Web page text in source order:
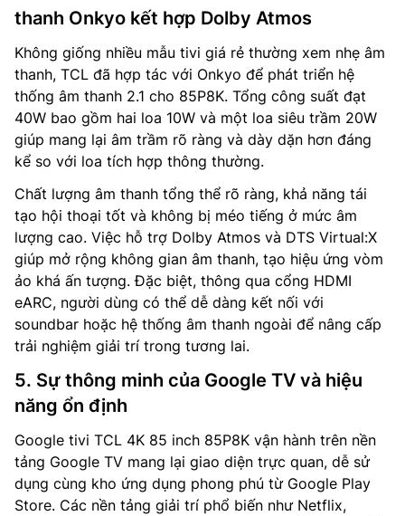
thanh Onkyo kết hợp Dolby Atmos
Không giống nhiều mẫu tivi giá rẻ thường xem nhẹ âm
thanh, TCL đã hợp tác với Onkyo để phát triển hệ
thống âm thanh 2.1 cho 85P8K. Tổng công suất đạt
40W bao gồm hai loa 10W và một loa siêu trầm 20W
giúp mang lại âm trầm rõ ràng và dày dặn hơn đáng
kể so với loa tích hợp thông thường.
Chất lượng âm thanh tổng thể rõ ràng, khả năng tái
tạo hội thoại tốt và không bị méo tiếng ở mức âm
lượng cao. Việc hỗ trợ Dolby Atmos và DTS Virtual:X
giúp mở rộng không gian âm thanh, tạo hiệu ứng vòm
ảo khá ấn tượng. Đặc biệt, thông qua cổng HDMI
eARC, người dùng có thể dễ dàng kết nối với
soundbar hoặc hệ thống âm thanh ngoài để nâng cấp
trải nghiệm giải trí trong tương lai.
5. Sự thông minh của Google TV và hiệu
năng ổn định
Google tivi TCL 4K 85 inch 85P8K vận hành trên nền
tảng Google TV mang lại giao diện trực quan, dễ sử
dụng cùng kho ứng dụng phong phú từ Google Play
Store. Các nền tảng giải trí phổ biến như Netflix,